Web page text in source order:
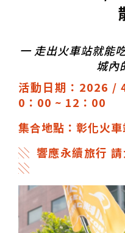
一 走出火車站就能
城內
活動日期：2026 /
0：00 ~ 12：00
集合地點：彰化火
░ 響應永續旅行 請
░